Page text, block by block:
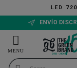
LED
ENVÍO